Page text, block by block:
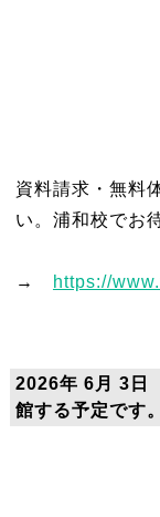
資料請求・無料
い。浦和校でお
→ https://
2026年 6月 3日
館する予定です。